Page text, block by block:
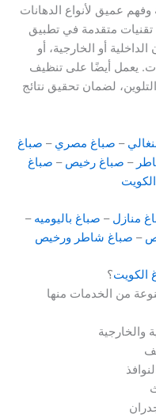
وفهم عميق لأنواع الدهانات
متقدمة في تطبيق
أو الخارجية، أو
يعمل أيضًا على تنظيف
لضمان تحقيق نتائج
– صباغ مصري – صباغ
– صباغ رخيص – صباغ
منازل – صباغ باليوميه –
– صباغ شاطر ورخيص
الكويت؟
والخارجية